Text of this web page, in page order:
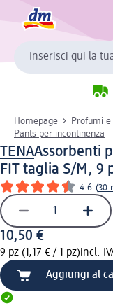
Inserisci qui la
Homepage Profumi e
Pants per incontinenza
TENAAssorbenti
FIT taglia S/M, 9
4.6 (30
10,50 €
9 pz (1,17 € / 1 pz)incl.
Aggiungi al